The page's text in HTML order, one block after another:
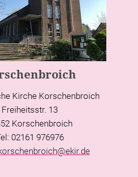
Kirche Korschenbroich
Freiheitsstr. 13
Korschenbroich
02161 976976